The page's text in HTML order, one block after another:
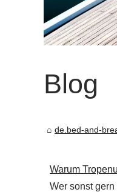
Blog
de.bed-and-
Warum
Wer sonst